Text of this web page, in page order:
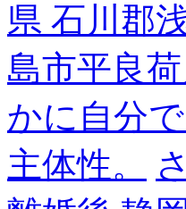
県 石川郡
島市平良
かに自分
主体性。